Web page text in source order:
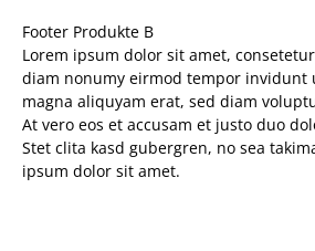
Footer Produkte B
Lorem ipsum dolor sit amet,
diam nonumy eirmod tempor invidunt
magna aliquyam erat, sed diam
At vero eos et accusam et justo duo
Stet clita kasd gubergren, no sea
ipsum dolor sit amet.